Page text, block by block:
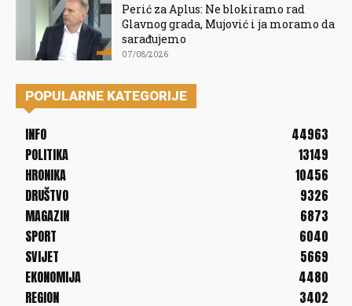
Perić za Aplus: Ne blokiramo rad
Glavnog grada, Mujović i ja moramo da
sarađujemo
07/08/2026
POPULARNE KATEGORIJE
INFO
44963
POLITIKA
13149
HRONIKA
10456
DRUŠTVO
9326
MAGAZIN
6873
SPORT
6040
SVIJET
5669
EKONOMIJA
4480
REGION
3402